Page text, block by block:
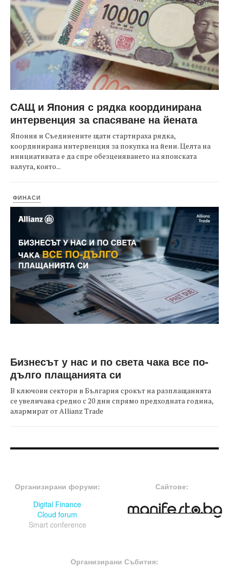
САЩ и Япония с рядка координирана
интервенция за спасяване на йената
Япония и Съединените щати стартираха рядка,
координирана интервенция за покупка на йени. Целта на
инициативата е да спре обезценяването на японската
валута, която...
ФИНАСИ
Бизнесът у нас и по света чака все по-
дълго плащанията си
В ключови сектори в България срокът на разплащанията
се увеличава средно с 20 дни спрямо предходната година,
алармират от Allianz Trade
Организирани форуми:
Digital Finance
Cloud forum
Smart conference
Сайтове:
Организирани Събития: